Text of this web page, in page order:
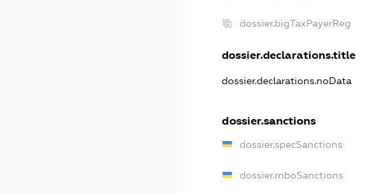
dossier.bigTaxPayerReg
dossier.declarations.title
dossier.declarations.noData
dossier.sanctions
dossier.specSanctions
dossier.rnboSanctions